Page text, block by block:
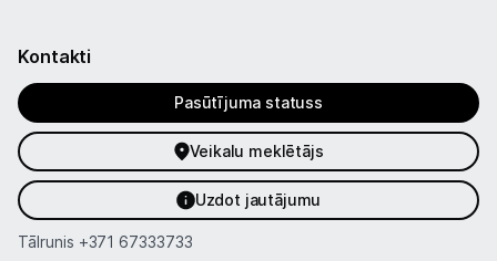
Kontakti
Pasūtījuma statuss
Veikalu meklētājs
Uzdot jautājumu
Tālrunis +371 67333733